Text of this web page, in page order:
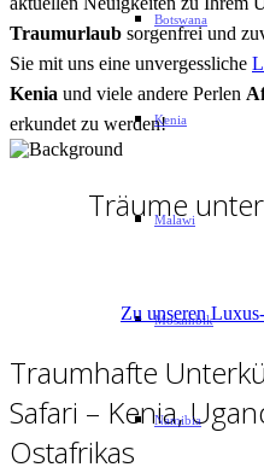
Botswana
Kenia
Malawi
Mosambik
Namibia
Traumurlaub sorgenfrei und
Sie mit uns eine unvergessliche
Kenia und viele andere Perlen
erkundet zu werden!
Träume
Zu unseren
Traumhafte
Safari – Kenia,
Ostafrikas